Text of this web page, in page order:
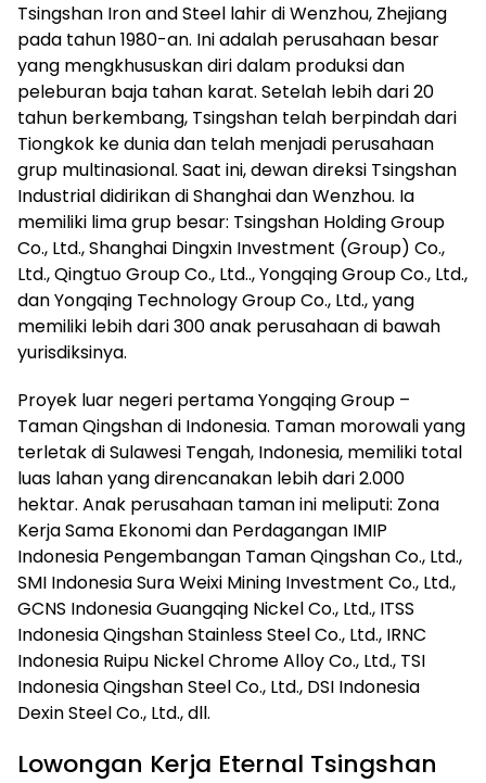
Tsingshan Iron and Steel lahir di Wenzhou, Zhejiang
pada tahun 1980-an. Ini adalah perusahaan besar
yang mengkhususkan diri dalam produksi dan
peleburan baja tahan karat. Setelah lebih dari 20
tahun berkembang, Tsingshan telah berpindah dari
Tiongkok ke dunia dan telah menjadi perusahaan
grup multinasional. Saat ini, dewan direksi Tsingshan
Industrial didirikan di Shanghai dan Wenzhou. Ia
memiliki lima grup besar: Tsingshan Holding Group
Co., Ltd., Shanghai Dingxin Investment (Group) Co.,
Ltd., Qingtuo Group Co., Ltd.., Yongqing Group Co., Ltd.,
dan Yongqing Technology Group Co., Ltd., yang
memiliki lebih dari 300 anak perusahaan di bawah
yurisdiksinya.
Proyek luar negeri pertama Yongqing Group –
Taman Qingshan di Indonesia. Taman morowali yang
terletak di Sulawesi Tengah, Indonesia, memiliki total
luas lahan yang direncanakan lebih dari 2.000
hektar. Anak perusahaan taman ini meliputi: Zona
Kerja Sama Ekonomi dan Perdagangan IMIP
Indonesia Pengembangan Taman Qingshan Co., Ltd.,
SMI Indonesia Sura Weixi Mining Investment Co., Ltd.,
GCNS Indonesia Guangqing Nickel Co., Ltd., ITSS
Indonesia Qingshan Stainless Steel Co., Ltd., IRNC
Indonesia Ruipu Nickel Chrome Alloy Co., Ltd., TSI
Indonesia Qingshan Steel Co., Ltd., DSI Indonesia
Dexin Steel Co., Ltd., dll.
Lowongan Kerja Eternal Tsingshan